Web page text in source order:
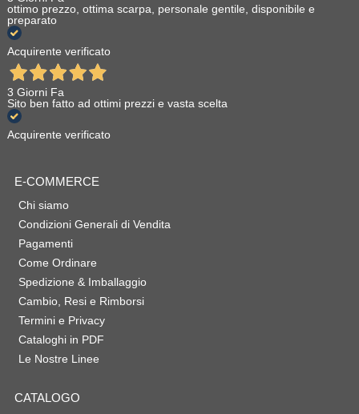
ottimo prezzo, ottima scarpa, personale gentile, disponibile e
preparato
Acquirente verificato
3 Giorni Fa
Sito ben fatto ad ottimi prezzi e vasta scelta
Acquirente verificato
E-COMMERCE
Chi siamo
Condizioni Generali di Vendita
Pagamenti
Come Ordinare
Spedizione & Imballaggio
Cambio, Resi e Rimborsi
Termini e Privacy
Cataloghi in PDF
Le Nostre Linee
CATALOGO